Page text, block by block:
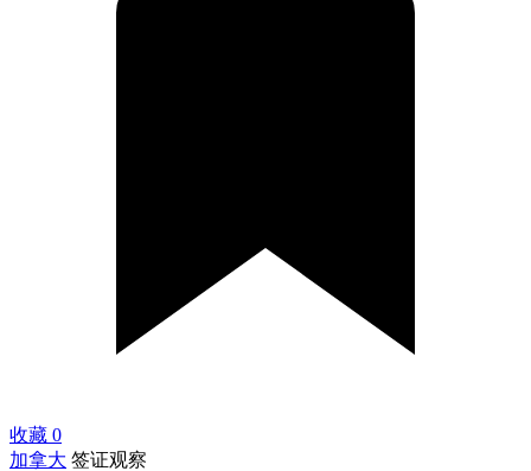
收藏 0
加拿大 签证观察